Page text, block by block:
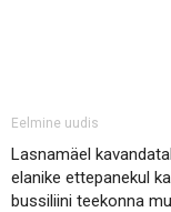
Eelmine uudis
Lasnamäel
elanike ettepanekul
bussiliini teekonna